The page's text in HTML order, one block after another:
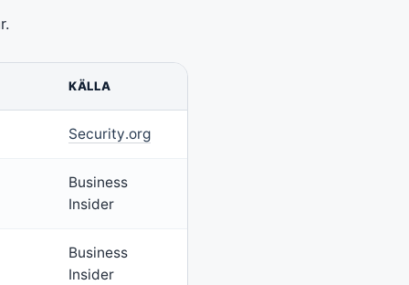
KÄLLA
Security.org
Business
Insider
Business
Insider